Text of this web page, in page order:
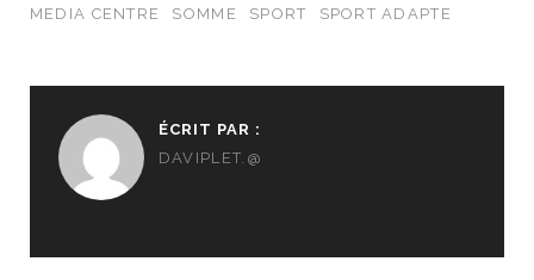
MEDIA CENTRE
SOMME SPORT SPORT ADAPTE
ÉCRIT PAR :
DAVIPLET.@